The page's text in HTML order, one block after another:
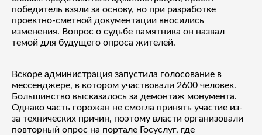
победитель взяли за основу, но при разработке
проектно-сметной документации вносились
изменения. Вопрос о судьбе памятника он назвал
темой для будущего опроса жителей.
Вскоре администрация запустила голосование в
мессенджере, в котором участвовали 2600 человек.
Большинство высказалось за демонтаж монумента.
Однако часть горожан не смогла принять участие из-
за технических причин, поэтому власти организовали
повторный опрос на портале Госуслуг, где